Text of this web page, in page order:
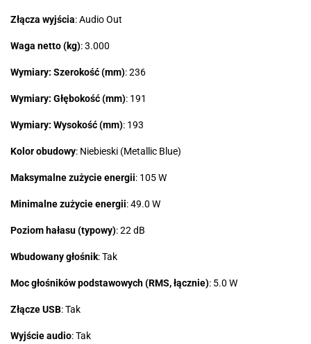
Złącza wyjścia: Audio Out
Waga netto (kg): 3.000
Wymiary: Szerokość (mm): 236
Wymiary: Głębokość (mm): 191
Wymiary: Wysokość (mm): 193
Kolor obudowy: Niebieski (Metallic Blue)
Maksymalne zużycie energii: 105 W
Minimalne zużycie energii: 49.0 W
Poziom hałasu (typowy): 22 dB
Wbudowany głośnik: Tak
Moc głośników podstawowych (RMS, łącznie): 5.0 W
Złącze USB: Tak
Wyjście audio: Tak